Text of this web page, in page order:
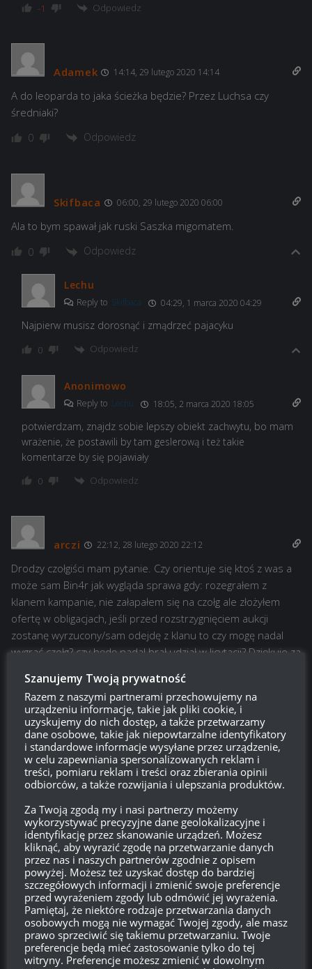
-1 Odpowiedz
Adamek 14:14, 29 lutego 2020 14:14
A do leoparda to jaka ścieżka będzie? Przez Luchsa czy
średniaki?
0 Odpowiedz
Skifbaca 06:00, 29 lutego 2020 06:00
Ala to bym spawał jak ruski Saszka migomatem.
0 Odpowiedz
Lechu
Reply to Skifbaca 04:29, 1 marca 2020 04:29
Najpierw musisz dorosnąć i zmądrzeć pajacyku
0 Odpowiedz
Anonimowo
Reply to Lechu 18:05, 2 marca 2020 18:05
potwierdzam, znajdz sobie lepszy obiekt zachwytu, bo mam
wrażenie, że postawili by tam geslerową i też takie
komentarze by się pojawiały
0 Odpowiedz
arczi 22:12, 28 lutego 2020 22:12
Drodzy czołgiści mam pytanie. Czy orientuje się ktoś z was a
może sam Bin4r jak wygląda sprawa gdy: rozegrałem z
klanem kampanie, nie załapałem się na czołg ale złożyłem
ofertę w obligacjach, jeśli przed rozstrzygnięciem aukcji
zostanę wyrzucony/sam odejdę z klanu to czy mogę nadal
wygrać czołg? czy będę nadal brał udział w licytacji? Dziękuje za
0 Odpowiedz
Anonimowo
Reply toarczi 13:58, 29 lutego 2020 13:58
mozesz wyjsc z klanu i licytowac czolg
0 Odpowiedz
Arinho 20:28, 28 lutego 2020 20:28
Kiedy nowy sezon bitew rankingowych?
0 Odpowiedz
Szanujemy Twoją prywatność
Razem z naszymi partnerami przechowujemy na
urządzeniu informacje, takie jak pliki cookie, i
uzyskujemy do nich dostęp, a także przetwarzamy
dane osobowe, takie jak niepowtarzalne identyfikatory
i standardowe informacje wysyłane przez urządzenie,
w celu zapewniania spersonalizowanych reklam i
treści, pomiaru reklam i treści oraz zbierania opinii
odbiorców, a także rozwijania i ulepszania produktów.
Za Twoją zgodą my i nasi partnerzy możemy
wykorzystywać precyzyjne dane geolokalizacyjne i
identyfikację przez skanowanie urządzeń. Możesz
kliknąć, aby wyrazić zgodę na przetwarzanie danych
przez nas i naszych partnerów zgodnie z opisem
powyżej. Możesz też uzyskać dostęp do bardziej
szczegółowych informacji i zmienić swoje preferencje
przed wyrażeniem zgody lub odmówić jej wyrażenia.
Pamiętaj, że niektóre rodzaje przetwarzania danych
osobowych mogą nie wymagać Twojej zgody, ale masz
prawo sprzeciwić się takiemu przetwarzaniu. Twoje
preferencje będą mieć zastosowanie tylko do tej
witryny. Preferencje możesz zmienić w dowolnym